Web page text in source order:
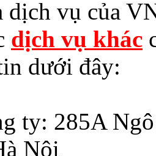
dịch vụ của
dịch vụ khác
dưới đây:
ty: 285A
Nội